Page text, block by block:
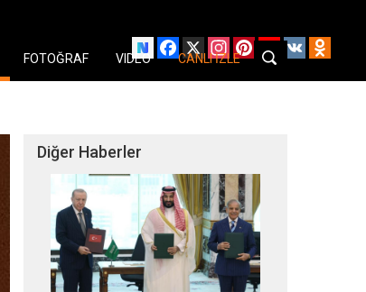
Facebook
X Instagram
PinterestYouTube
VK
FOTOĞRAF VIDEO CANLI İZLE
Diğer Haberler